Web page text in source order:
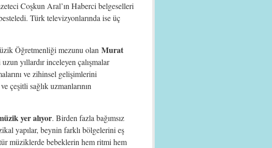
Coşkun Aral’ın Haberci belgeselleri
Türk televizyonlarında ise üç
Öğretmenliği mezunu olan Murat
yıllardır inceleyen çalışmalar
ve zihinsel gelişimlerini
çeşitli sağlık uzmanlarının
yer alıyor. Birden fazla bağımsız
yapılar, beynin farklı bölgelerini eş
müziklerde bebeklerin hem ritmi hem